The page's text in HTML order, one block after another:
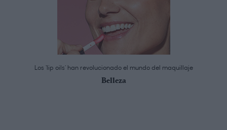
Los ‘lip oils’ han revolucionado el mundo del maquillaje
Belleza